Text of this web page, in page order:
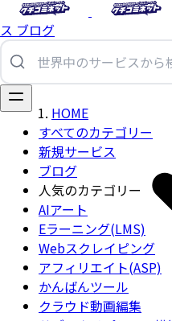
ス ブログ
すべてのカテゴリー
新規サービス
ブログ
人気のカテゴリー
AIアート
Eラーニング(LMS)
Webスクレイピング
アフィリエイト(ASP)
かんばんツール
クラウド動画編集
HOME